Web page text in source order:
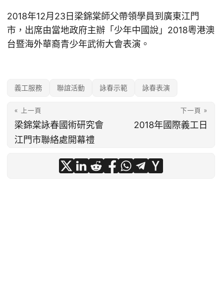
2018年12月23日梁錦棠師父帶領學員到廣東江門
市，出席由當地政府主辦「少年中國說」2018粵港澳
台暨海外華裔青少年武術大會表演。
義工服務 聯誼活動 詠春示範 詠春表演
« 上一頁
梁錦棠詠春國術研究會
江門市聯絡處開幕禮
下一頁 »
2018年國際義工日